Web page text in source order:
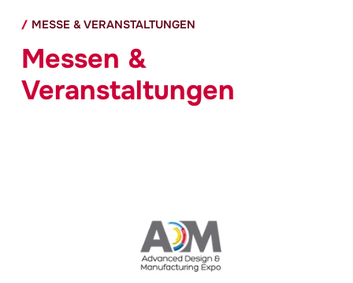
MESSE & VERANSTALTUNGEN
Messen &
Veranstaltungen